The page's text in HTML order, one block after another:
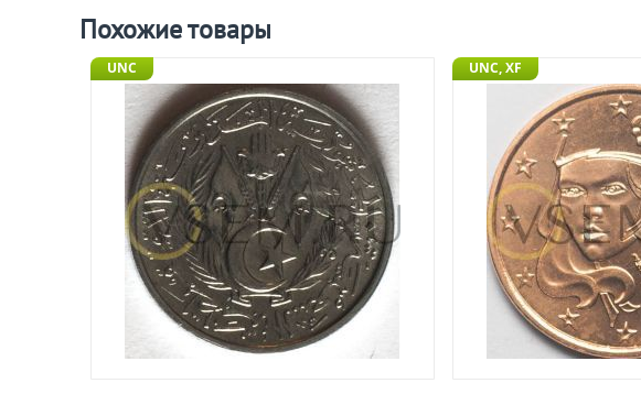
Похожие товары
UNC UNC, XF